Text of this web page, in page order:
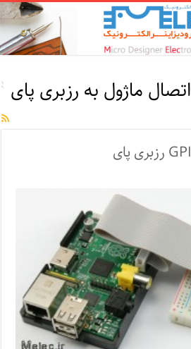
اتصال ماژول به رزبری پای